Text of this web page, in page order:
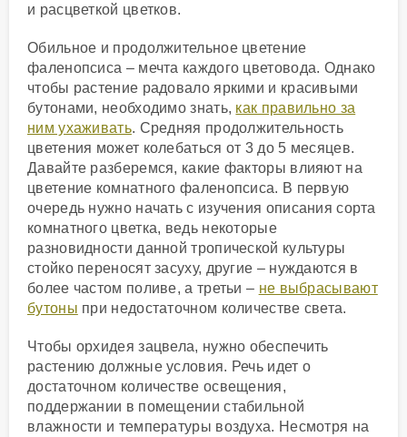
и расцветкой цветков.
Обильное и продолжительное цветение
фаленопсиса – мечта каждого цветовода. Однако
чтобы растение радовало яркими и красивыми
бутонами, необходимо знать, как правильно за
ним ухаживать. Средняя продолжительность
цветения может колебаться от 3 до 5 месяцев.
Давайте разберемся, какие факторы влияют на
цветение комнатного фаленопсиса. В первую
очередь нужно начать с изучения описания сорта
комнатного цветка, ведь некоторые
разновидности данной тропической культуры
стойко переносят засуху, другие – нуждаются в
более частом поливе, а третьи – не выбрасывают
бутоны при недостаточном количестве света.
Чтобы орхидея зацвела, нужно обеспечить
растению должные условия. Речь идет о
достаточном количестве освещения,
поддержании в помещении стабильной
влажности и температуры воздуха. Несмотря на